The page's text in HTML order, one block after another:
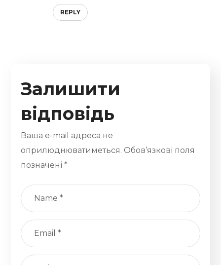
REPLY
Залишити
відповідь
Ваша e-mail адреса не
оприлюднюватиметься. Обов’язкові поля
позначені*